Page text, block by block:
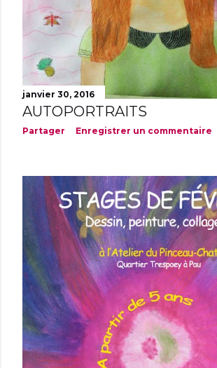
janvier 30, 2016
AUTOPORTRAITS
Partager Enregistrer un commentaire